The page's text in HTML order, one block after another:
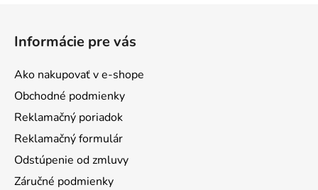
Informácie pre vás
Ako nakupovať v e-shope
Obchodné podmienky
Reklamačný poriadok
Reklamačný formulár
Odstúpenie od zmluvy
Záručné podmienky